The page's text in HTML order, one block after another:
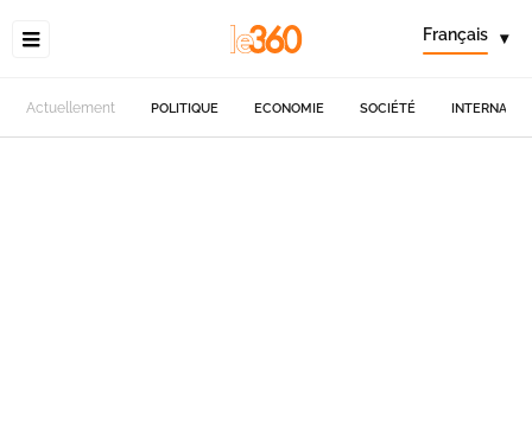
Français ▾
Actuellement POLITIQUE ECONOMIE SOCIÉTÉ